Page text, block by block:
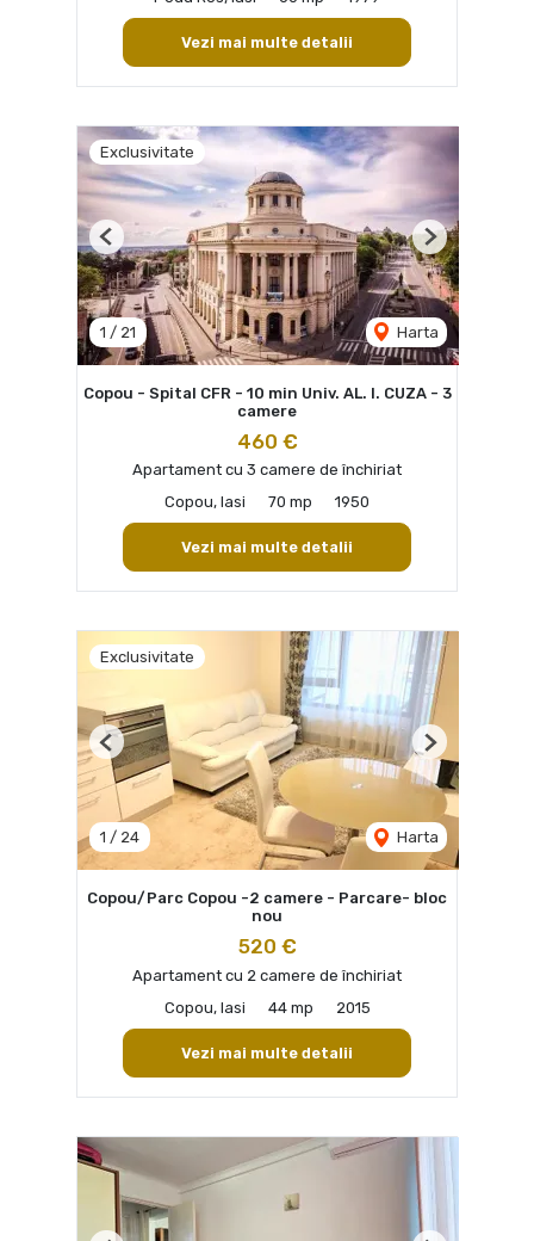
Vezi mai multe detalii
Exclusivitate
1 / 21 Harta
Previous Next
Copou - Spital CFR - 10 min Univ. AL. I. CUZA - 3
camere
460 €
Apartament cu 3 camere de închiriat
Copou, Iasi
70 mp 1950
Vezi mai multe detalii
Exclusivitate
1 / 24 Harta
Previous Next
Copou/Parc Copou -2 camere - Parcare- bloc
nou
520 €
Apartament cu 2 camere de închiriat
Copou, Iasi
44 mp 2015
Vezi mai multe detalii